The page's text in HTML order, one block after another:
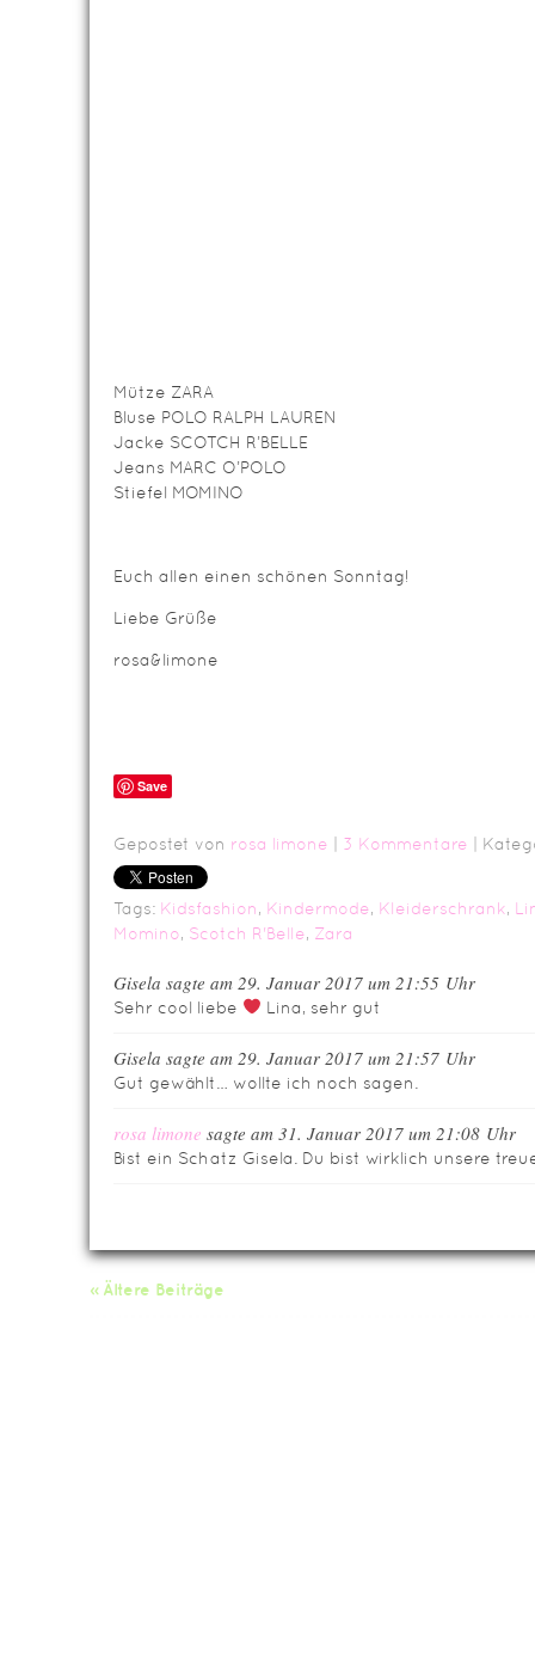
Mütze ZARA
Bluse POLO RALPH LAUREN
Jacke SCOTCH R’BELLE
Jeans MARC O’POLO
Stiefel MOMINO
Euch allen einen schönen Sonntag!
Liebe Grüße
rosa&limone
Save
Gepostet von rosa limone 3 Kommentare |
Tags: Kidsfashion, Kindermode, Kleiderschrank,
Momino, Scotch R'Belle, Zara
Gisela sagte am 29. Januar 2017 um 21:55 Uhr
Sehr cool liebe Lina, sehr gut
Gisela sagte am 29. Januar 2017 um 21:57 Uhr
Gut gewählt… wollte ich noch sagen.
rosa limone sagte am 31. Januar 2017 um 21:08 Uhr
Bist ein Schatz Gisela. Du bist wirklich unsere
« Ältere Beiträge